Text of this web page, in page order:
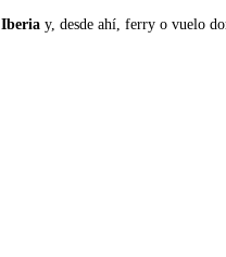
Iberia y, desde ahí, ferry o vuelo